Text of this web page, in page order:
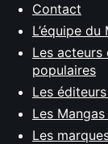
Contact
L’équipe
Les acteurs
populaires
Les
Les
Les